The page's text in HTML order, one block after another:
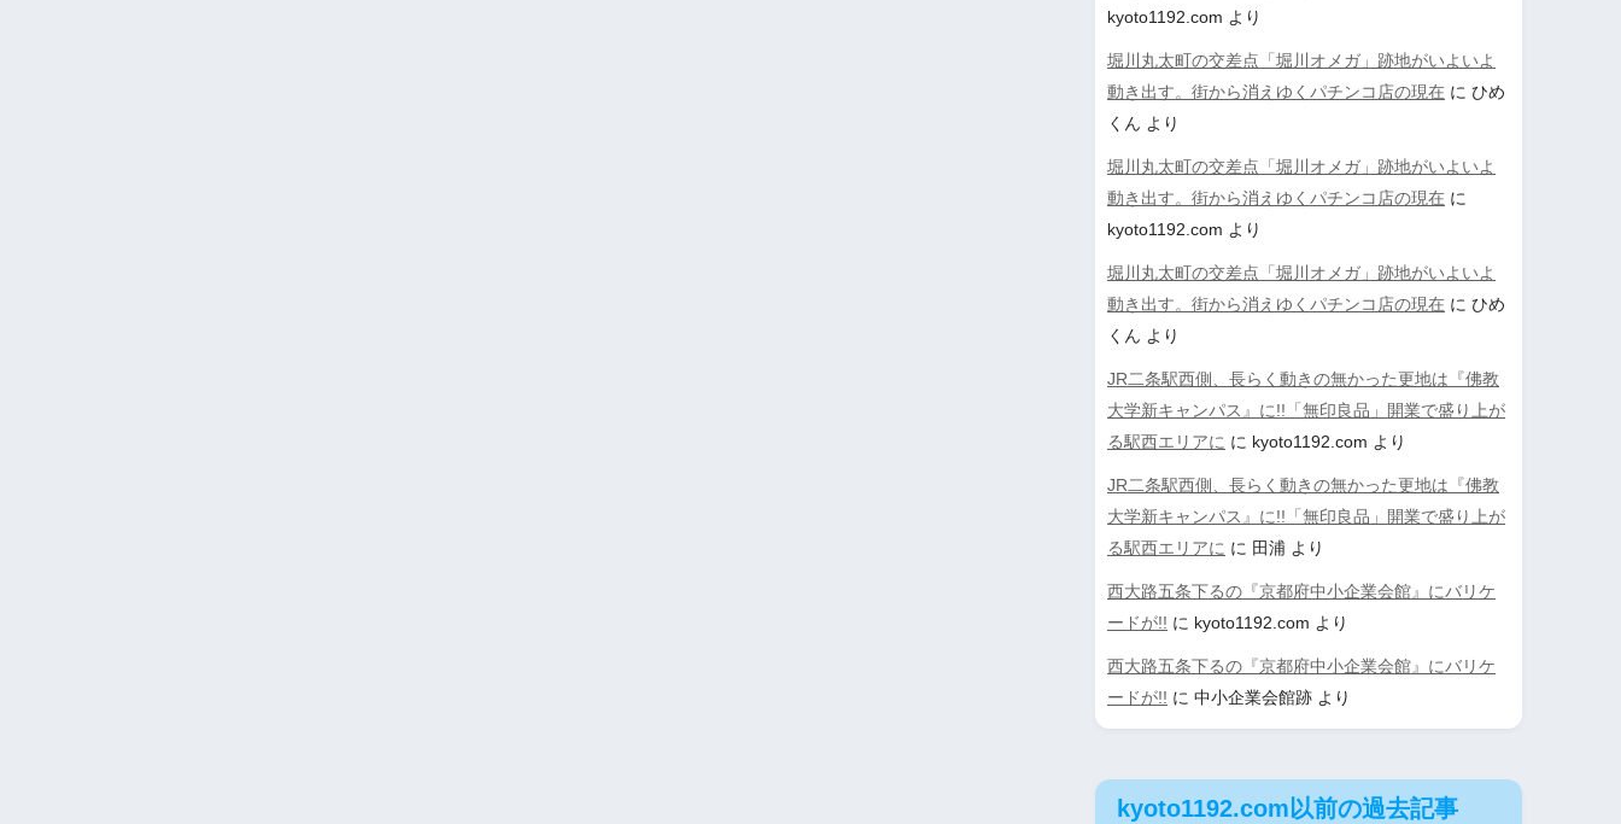
kyoto1192.com より
堀川丸太町の交差点「堀川オメガ」跡地がいよいよ
動き出す。街から消えゆくパチンコ店の現在 に ひめ
くん より
堀川丸太町の交差点「堀川オメガ」跡地がいよいよ
動き出す。街から消えゆくパチンコ店の現在 に
kyoto1192.com より
堀川丸太町の交差点「堀川オメガ」跡地がいよいよ
動き出す。街から消えゆくパチンコ店の現在 に ひめ
くん より
JR二条駅西側、長らく動きの無かった更地は『佛教
大学新キャンパス』に!!「無印良品」開業で盛り上が
る駅西エリアに に kyoto1192.com より
JR二条駅西側、長らく動きの無かった更地は『佛教
大学新キャンパス』に!!「無印良品」開業で盛り上が
る駅西エリアに に 田浦 より
西大路五条下るの『京都府中小企業会館』にバリケ
ードが!! に kyoto1192.com より
西大路五条下るの『京都府中小企業会館』にバリケ
ードが!! に 中小企業会館跡 より
kyoto1192.com以前の過去記事